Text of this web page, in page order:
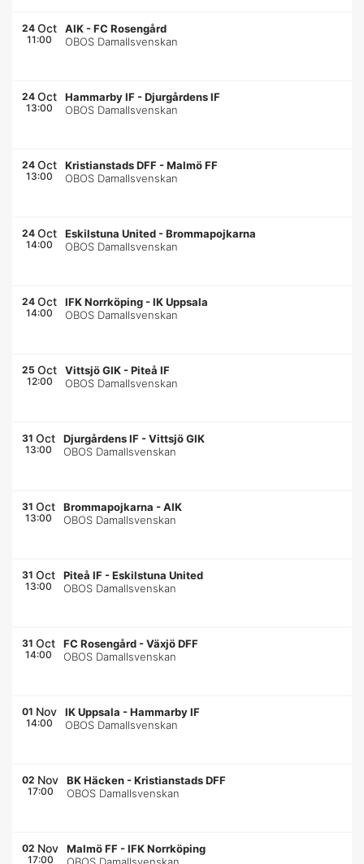
24 Oct
11:00
AIK -FC Rosengård
OBOS Damallsvenskan
24 Oct
13:00
Hammarby IF -Djurgårdens IF
OBOS Damallsvenskan
24 Oct
13:00
Kristianstads DFF -Malmö FF
OBOS Damallsvenskan
24 Oct
14:00
Eskilstuna United -Brommapojkarna
OBOS Damallsvenskan
24 Oct
14:00
IFK Norrköping -IK Uppsala
OBOS Damallsvenskan
25 Oct
12:00
Vittsjö GIK -Piteå IF
OBOS Damallsvenskan
31 Oct
13:00
Djurgårdens IF -Vittsjö GIK
OBOS Damallsvenskan
31 Oct
13:00
Brommapojkarna -AIK
OBOS Damallsvenskan
31 Oct
13:00
Piteå IF -Eskilstuna United
OBOS Damallsvenskan
31 Oct
14:00
FC Rosengård -Växjö DFF
OBOS Damallsvenskan
01 Nov
14:00
IK Uppsala -Hammarby IF
OBOS Damallsvenskan
02 Nov
17:00
BK Häcken -Kristianstads DFF
OBOS Damallsvenskan
02 Nov
17:00
Malmö FF -IFK Norrköping